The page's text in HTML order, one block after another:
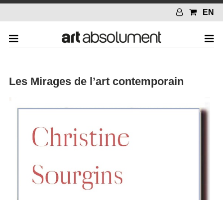
EN
Les Mirages de l’art contemporain